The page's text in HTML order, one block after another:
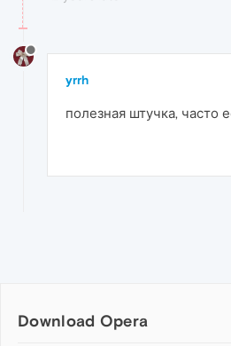
yrrh
полезная штучка, часто
Download Opera